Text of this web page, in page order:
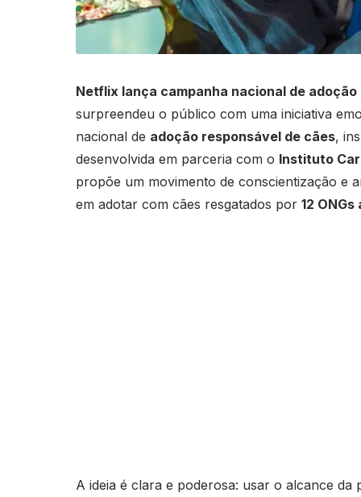
Netflix lança campanha nacional de
surpreendeu o público com uma iniciativa
nacional de adoção responsável de cães,
desenvolvida em parceria com o Instituto
propõe um movimento de conscientização e
em adotar com cães resgatados por 12
A ideia é clara e poderosa: usar o alcance